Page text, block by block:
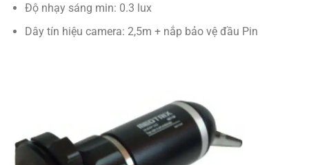
Độ nhạy sáng min: 0.3 lux
Dây tín hiệu camera: 2,5m + nắp bảo vệ đầu Pin